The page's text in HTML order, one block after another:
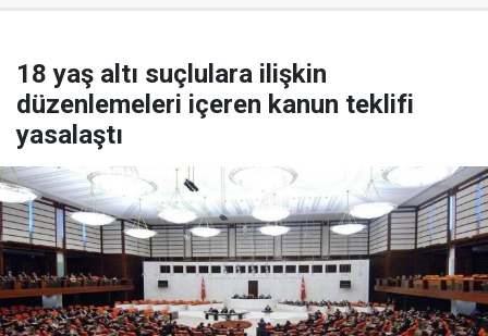
18 yaş altı suçlulara ilişkin
düzenlemeleri içeren kanun teklifi
yasalaştı